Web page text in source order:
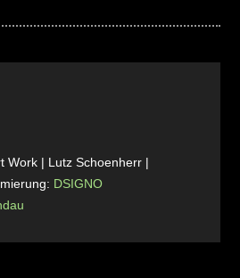
Work | Lutz Schoenherr |
DSIGNO